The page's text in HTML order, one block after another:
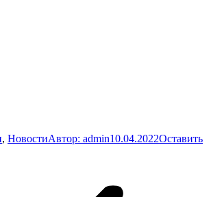
, НовостиАвтор: admin10.04.2022Оставить